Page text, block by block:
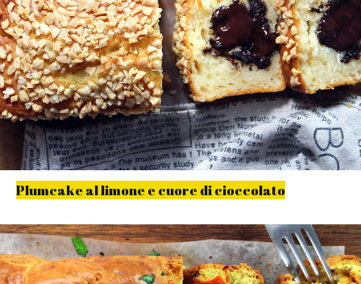
Plumcake al limone e cuore di cioccolato